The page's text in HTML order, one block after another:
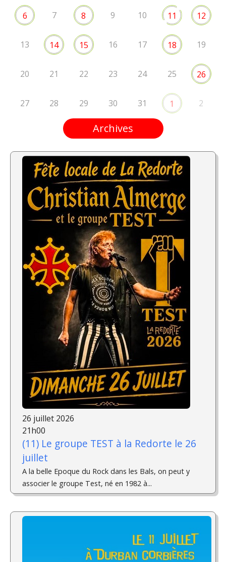
6 7 8 9 10 11 12
13 14 15 16 17 18 19
20 21 22 23 24 25 26
27 28 29 30 31 1 2
Archives
26 juillet 2026
21h00
(11) Le groupe TEST à la Redorte le 26
juillet
A la belle Epoque du Rock dans les Bals, on peut y
associer le groupe Test, né en 1982 à...